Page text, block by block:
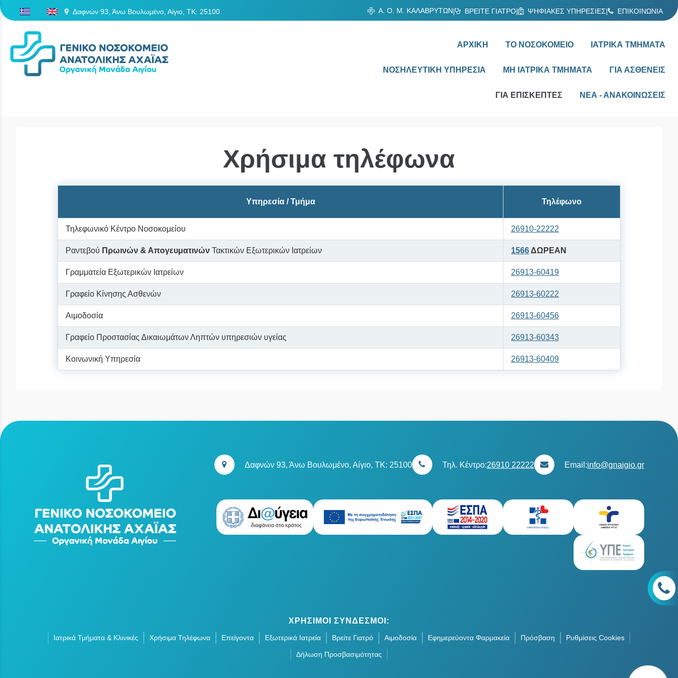
Δαφνών 93, Άνω Βουλωμένο, Αίγιο, TK: 25100 Α. Ο. Μ. ΚΑΛΑΒΡΥΤΩΝ| ΒΡΕΙΤΕ ΓΙΑΤΡΟ| ΨΗΦΙΑΚΕΣ ΥΠΗΡΕΣΙΕΣ| ΕΠΙΚΟΙΝΩΝΙΑ
ΑΡΧΙΚΗ
ΤΟ ΝΟΣΟΚΟΜΕΙΟ ΙΑΤΡΙΚΑ ΤΜΗΜΑΤΑ
ΝΟΣΗΛΕΥΤΙΚΗ ΥΠΗΡΕΣΙΑ ΜΗ ΙΑΤΡΙΚΑ ΤΜΗΜΑΤΑ ΓΙΑ ΑΣΘΕΝΕΙΣ
ΓΙΑ ΕΠΙΣΚΕΠΤΕΣ ΝΕΑ - ΑΝΑΚΟΙΝΩΣΕΙΣ
Χρήσιμα τηλέφωνα
Υπηρεσία / Τμήμα Τηλέφωνο
Τηλεφωνικό Κέντρο Νοσοκομείου 26910-22222
Ραντεβού Πρωινών & Απογευματινών Τακτικών Εξωτερικών Ιατρείων 1566ΔΩΡΕΑΝ
Γραμματεία Εξωτερικών Ιατρείων 26913-60419
Γραφείο Κίνησης Ασθενών 26913-60222
Αιμοδοσία 26913-60456
Γραφείο Προστασίας Δικαιωμάτων Ληπτών υπηρεσιών υγείας 26913-60343
Κοινωνική Υπηρεσία 26913-60409
Δαφνών 93, Άνω Βουλωμένο, Αίγιο, TK: 25100 Τηλ. Κέντρο:26910 22222 Email:info@gnaigio.gr
ΧΡΗΣΙΜΟΙ ΣΥΝΔΕΣΜΟΙ:
Ιατρικά Τμήματα & Κλινικές Χρήσιμα Τηλέφωνα Επείγοντα Εξωτερικά Ιατρεία Βρείτε Γιατρό Αιμοδοσία Εφημερεύοντα Φαρμακεία Πρόσβαση Ρυθμίσεις Cookies
Δήλωση Προσβασιμότητας